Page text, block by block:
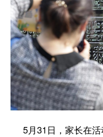
广东 广西
四川 贵州
陕西 甘肃
新疆 内蒙古
5月31日，家长在活